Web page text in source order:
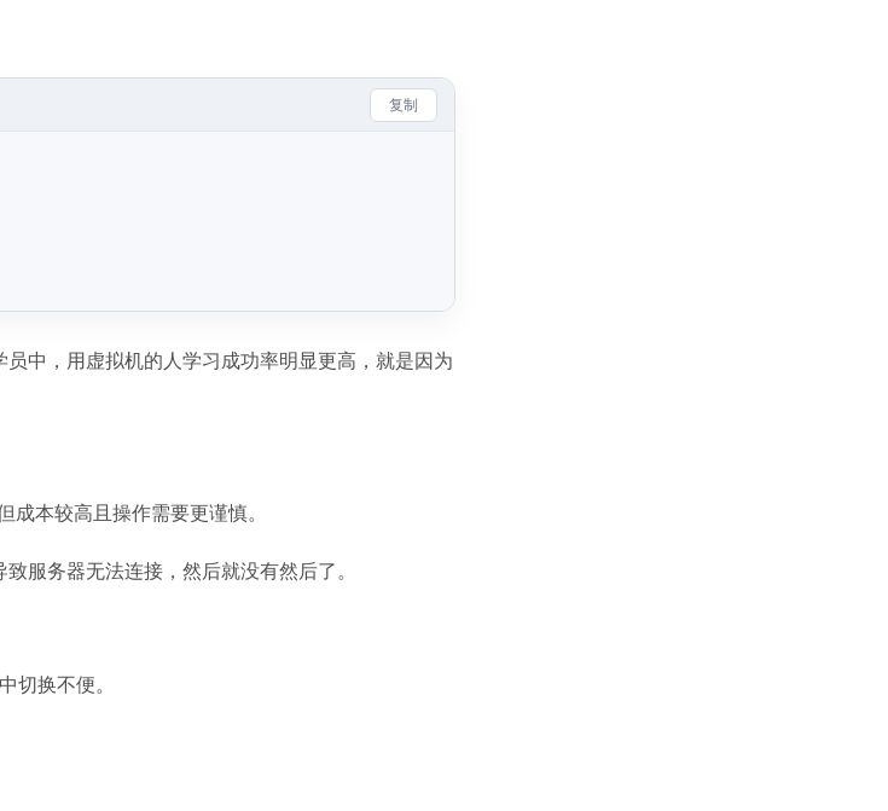
复制
中，用虚拟机的人学习成功率明显更高，就是因为
本较高且操作需要更谨慎。
服务器无法连接，然后就没有然后了。
切换不便。